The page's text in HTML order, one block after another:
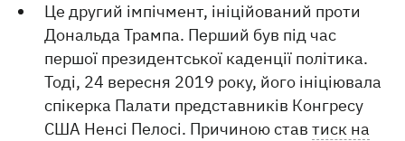
Це другий імпічмент, ініційований проти
Дональда Трампа. Перший був під час
першої президентської каденції політика.
Тоді, 24 вересня 2019 року, його ініціювала
спікерка Палати представників Конгресу
США Ненсі Пелосі. Причиною ставтиск на